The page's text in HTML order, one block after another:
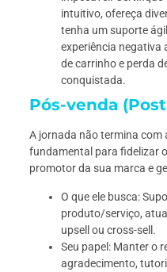
intuitivo, ofereça
tenha um suporte
experiência negativa
de carrinho e perda
conquistada.
Pós-venda
A jornada não termina com
fundamental para fidelizar
promotor da sua marca e
O que ele busca:
produto/serviço,
upsell ou cross-sell.
Seu papel: Manter o
agradecimento,